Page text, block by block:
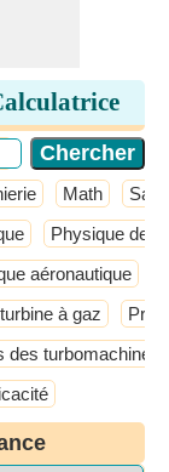
Math
Physique de
aéronautique
à gaz
des turbomachines